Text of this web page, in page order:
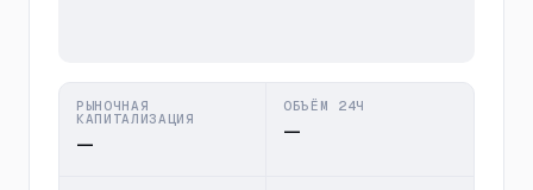
РЫНОЧНАЯ
КАПИТАЛИЗАЦИЯ
—
ОБЪЁМ 24Ч
—